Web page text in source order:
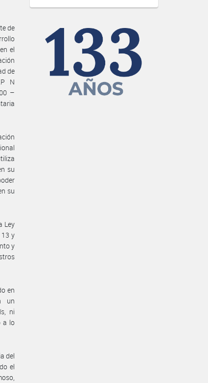
de
el
de
N
–
su
su
Ley
13 y
y
en
un
ni
a lo
del
el